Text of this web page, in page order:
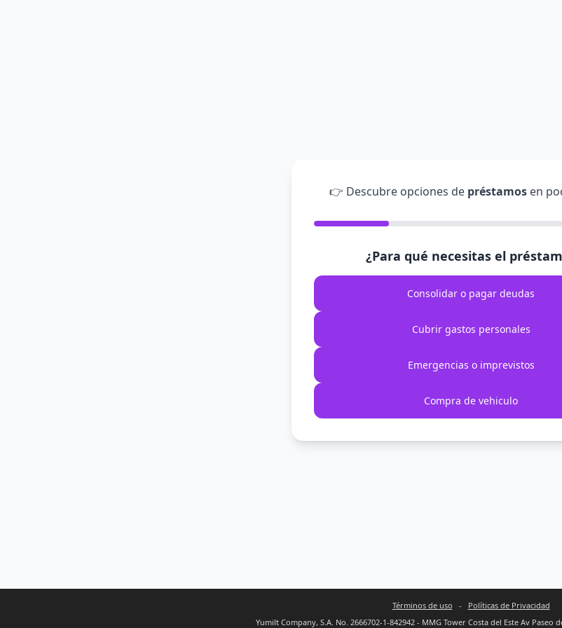
👉 Descubre opciones de préstamos en
¿Para qué necesitas el
Consolidar o pagar deudas
Cubrir gastos personales
Emergencias o imprevistos
Compra de vehiculo
Términos de uso - Políticas de Privacidad
Yumilt Company, S.A. No. 2666702-1-842942 - MMG Tower Costa del Este Av Paseo